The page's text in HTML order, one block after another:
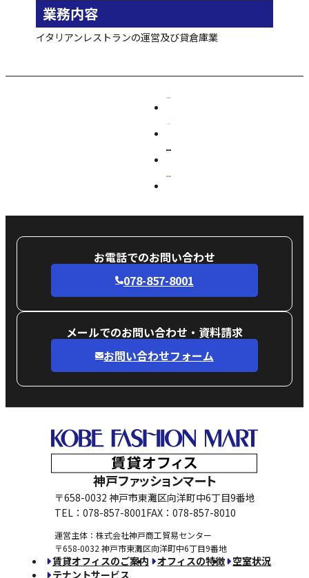
業務内容
イタリアンレストランの運営及び貸倉庫業
お電話でのお問い合わせ
078-857-8001
メールでのお問い合わせ・資料請求
お問い合わせフォーム
神戸ファッションマート
〒658-0032 神戸市東灘区向洋町中6丁目9番地
TEL：078-857-8001FAX：078-857-8010
運営主体：株式会社神戸商工貿易センター
〒658-0032 神戸市東灘区向洋町中6丁目9番地
賃貸オフィスのご案内 オフィスの特徴 空室状況
テナントサービス